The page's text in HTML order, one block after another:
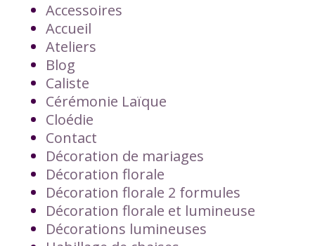
Accessoires
Accueil
Ateliers
Blog
Caliste
Cérémonie Laïque
Cloédie
Contact
Décoration de mariages
Décoration florale
Décoration florale 2 formules
Décoration florale et lumineuse
Décorations lumineuses